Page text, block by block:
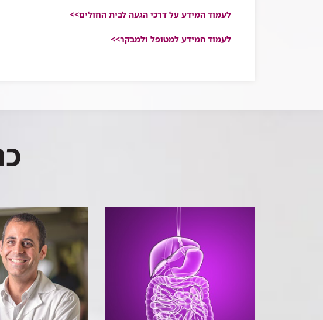
לעמוד המידע על דרכי הגעה לבית החולים>>
לעמוד המידע למטופל ולמבקר>>